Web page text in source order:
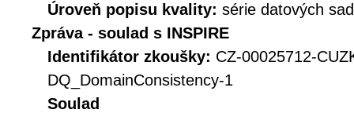
Úroveň popisu kvality: série datových sad
Zpráva - soulad s INSPIRE
Identifikátor zkoušky: CZ-00025712-
DQ_DomainConsistency-1
Soulad